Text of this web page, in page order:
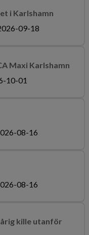
i Karlshamn
09-18
Maxi Karlshamn
10-01
08-16
08-16
kille utanför